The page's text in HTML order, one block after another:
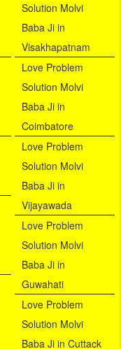
Solution Molvi
Baba Ji in
Visakhapatnam
Love Problem
Solution Molvi
Baba Ji in
Coimbatore
Love Problem
Solution Molvi
Baba Ji in
Vijayawada
Love Problem
Solution Molvi
Baba Ji in
Guwahati
Love Problem
Solution Molvi
Baba Ji in Cuttack